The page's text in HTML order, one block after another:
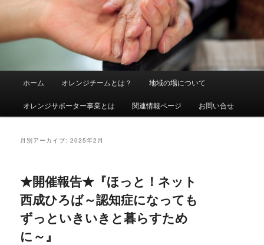
メ
イ
ン
テ
ン
サ
ブ
テ
ン
ツ
ホーム オレンジチームとは？ 地域の場について
オレンジサポーター事業とは 関連情報ページ お問い合せ
月別アーカイブ:2025年2月
★開催報告★『ほっと！ネット
西成ひろば～認知症になっても
ずっといきいきと暮らすため
に～』